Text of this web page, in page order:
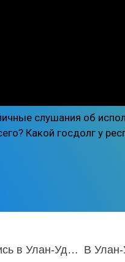
слушания об
Какой госдолг у
Музеи Дальнего Востока собрались в Улан-Удэ на первой Байкальской Ассамблее музеев Дальнего Востока